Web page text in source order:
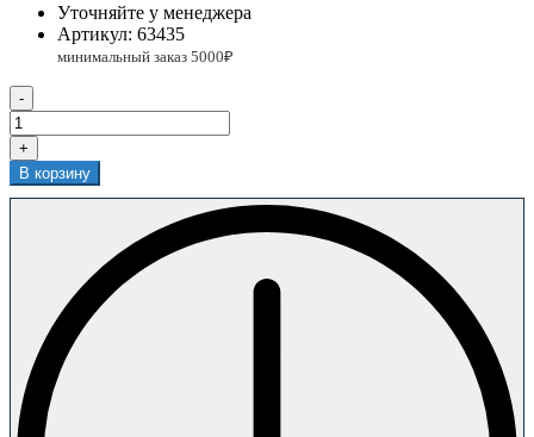
Уточняйте у менеджера
Артикул: 63435
-
+
В корзину